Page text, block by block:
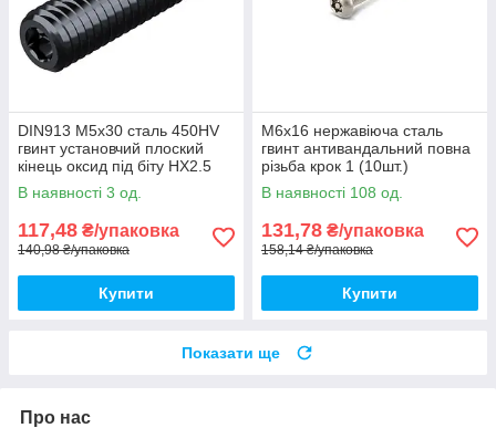
DIN913 М5х30 сталь 450HV
гвинт установчий плоский
кінець оксид під біту HX2.5
(10шт.)
[9800P0000985030000]
В наявності 3 од.
117,48 ₴/упаковка
140,98 ₴/упаковка
Купити
М6х16 нержавіюча сталь
гвинт антивандальний повна
різьба крок 1 (10шт.)
[VN5M500VN5M5601600]
напівкругла TORX30 Metalvis
В наявності 108 од.
131,78 ₴/упаковка
158,14 ₴/упаковка
Купити
Показати ще
Про нас